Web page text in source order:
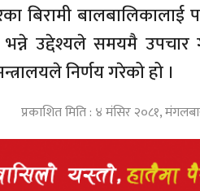
बिरामी बालबालिकालाई
उद्देश्यले समयमै
निर्णय गरेको हो ।
प्रकाशित मिति : ४ मंसिर २०८१,